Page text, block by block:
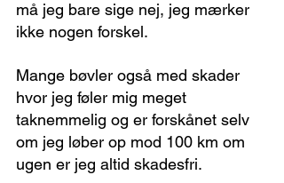
må jeg bare sige nej, jeg mærker
ikke nogen forskel.
Mange bøvler også med skader
hvor jeg føler mig meget
taknemmelig og er forskånet selv
om jeg løber op mod 100 km om
ugen er jeg altid skadesfri.